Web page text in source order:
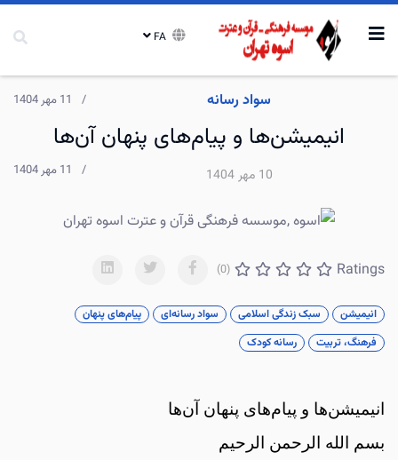
سواد رسانه 11 مهر 1404
انیمیشن‌ها و پیام‌های پنهان آن‌ها
10 مهر 1404 11 مهر 1404
Ratings
(0)
انیمیشن سبک زندگی اسلامی سواد رسانه‌ای
پیام‌های پنهان
فرهنگ، تربیت
رسانه کودک
انیمیشن‌ها و پیام‌های پنهان آن‌ها
بسم الله الرحمن الرحیم